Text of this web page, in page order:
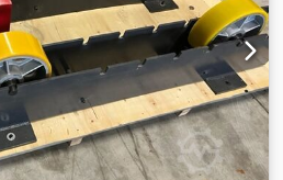
Max. Spindeldrehzahl [rpm]:
Vierzahnfutter -
1600mm x 1500mm (l x b x h) -
- Transportpakete [Stk.]: 1
Informationen
Preis versteht sich zzgl.
Differenzbesteuerung: